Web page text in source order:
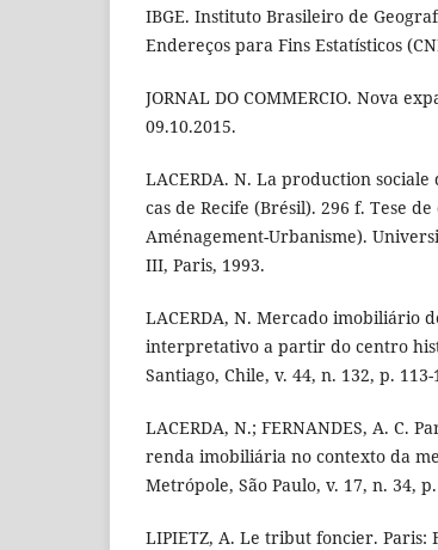
IBGE. Instituto Brasileiro de
Endereços para Fins Estatísticos
JORNAL DO COMMERCIO. Nova
09.10.2015.
LACERDA. N. La production
cas de Recife (Brésil). 296 f. Tese
Aménagement-Urbanisme).
III, Paris, 1993.
LACERDA, N. Mercado imobiliário
interpretativo a partir do centro
Santiago, Chile, v. 44, n. 132, p.
LACERDA, N.; FERNANDES, A. C.
renda imobiliária no contexto da
Metrópole, São Paulo, v. 17, n. 34,
LIPIETZ, A. Le tribut foncier. Paris: